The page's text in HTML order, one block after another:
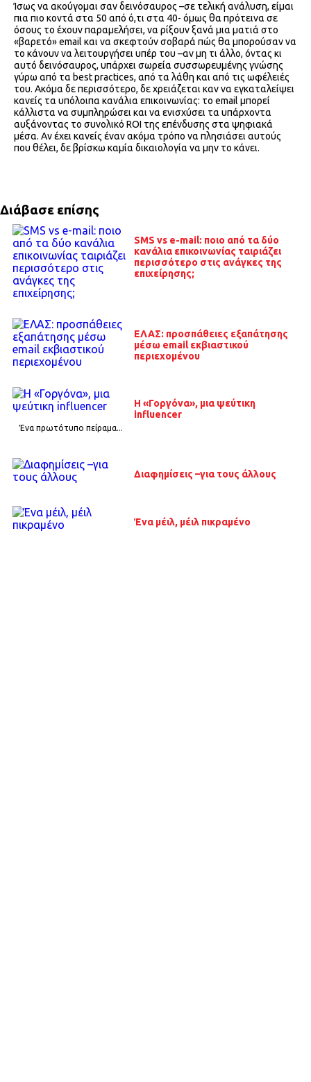
Ίσως να ακούγομαι σαν δεινόσαυρος –σε τελική ανάλυση, είμαι
πια πιο κοντά στα 50 από ό,τι στα 40- όμως θα πρότεινα σε
όσους το έχουν παραμελήσει, να ρίξουν ξανά μια ματιά στο
«βαρετό» email και να σκεφτούν σοβαρά πώς θα μπορούσαν να
το κάνουν να λειτουργήσει υπέρ του –αν μη τι άλλο, όντας κι
αυτό δεινόσαυρος, υπάρχει σωρεία συσσωρευμένης γνώσης
γύρω από τα best practices, από τα λάθη και από τις ωφέλειές
του. Ακόμα δε περισσότερο, δε χρειάζεται καν να εγκαταλείψει
κανείς τα υπόλοιπα κανάλια επικοινωνίας: το email μπορεί
κάλλιστα να συμπληρώσει και να ενισχύσει τα υπάρχοντα
αυξάνοντας το συνολικό ROI της επένδυσης στα ψηφιακά
μέσα. Αν έχει κανείς έναν ακόμα τρόπο να πλησιάσει αυτούς
που θέλει, δε βρίσκω καμία δικαιολογία να μην το κάνει.
Διάβασε επίσης
SMS vs e-mail: ποιο από τα δύο
κανάλια επικοινωνίας ταιριάζει
περισσότερο στις ανάγκες της
επιχείρησης;
ΕΛΑΣ: προσπάθειες εξαπάτησης
μέσω email εκβιαστικού
περιεχομένου
Η «Γοργόνα», μια ψεύτικη
influencer
Ένα πρωτότυπο πείραμα...
Διαφημίσεις –για τους άλλους
Ένα μέιλ, μέιλ πικραμένο